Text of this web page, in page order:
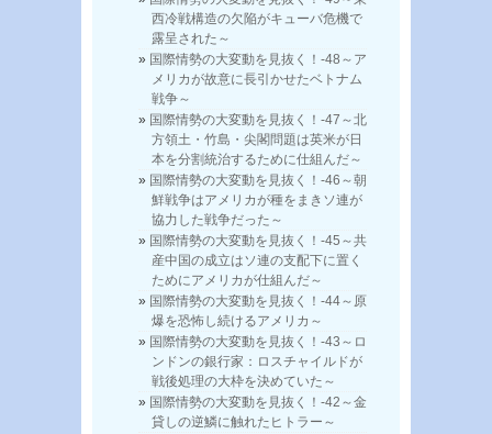
西冷戦構造の欠陥がキューバ危機で
露呈された～
国際情勢の大変動を見抜く！-48～ア
メリカが故意に長引かせたベトナム
戦争～
国際情勢の大変動を見抜く！-47～北
方領土・竹島・尖閣問題は英米が日
本を分割統治するために仕組んだ～
国際情勢の大変動を見抜く！-46～朝
鮮戦争はアメリカが種をまきソ連が
協力した戦争だった～
国際情勢の大変動を見抜く！-45～共
産中国の成立はソ連の支配下に置く
ためにアメリカが仕組んだ～
国際情勢の大変動を見抜く！-44～原
爆を恐怖し続けるアメリカ～
国際情勢の大変動を見抜く！-43～ロ
ンドンの銀行家：ロスチャイルドが
戦後処理の大枠を決めていた～
国際情勢の大変動を見抜く！-42～金
貸しの逆鱗に触れたヒトラー～